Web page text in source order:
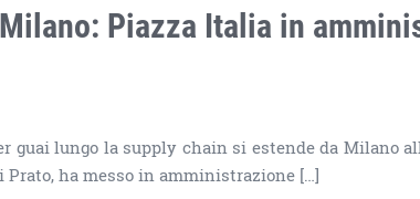
Piazza Italia in
guai lungo la supply chain si estende da Milano
ha messo in amministrazione […]